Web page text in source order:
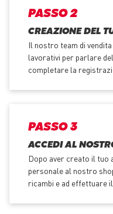
PASSO 2
CREAZIONE DEL
Il nostro team di
lavorativi per parlare
completare la
PASSO 3
ACCEDI AL
Dopo aver creato il tuo
personale al nostro
ricambi e ad effettuare